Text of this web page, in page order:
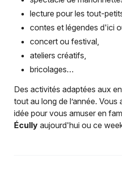
lecture pour les tout-
contes et légendes d'ici
concert ou festival,
ateliers créatifs,
bricolages…
Des activités adaptées aux
tout au long de l’année.
idée pour vous amuser en
Écully aujourd'hui ou ce